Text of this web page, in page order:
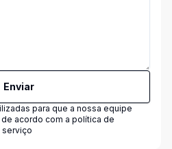
Enviar
para que a nossa equipe
acordo com a política de
serviço